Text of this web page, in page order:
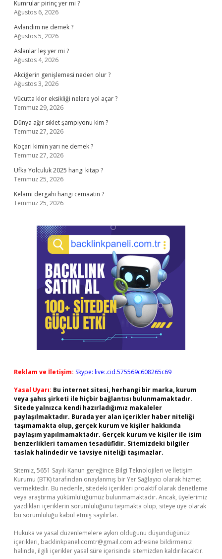
Kumrular pirinç yer mi ?
Ağustos 6, 2026
Avlandım ne demek ?
Ağustos 5, 2026
Aslanlar leş yer mi ?
Ağustos 4, 2026
Akciğerin genişlemesi neden olur ?
Ağustos 3, 2026
Vücutta klor eksikliği nelere yol açar ?
Temmuz 29, 2026
Dünya ağır sıklet şampiyonu kim ?
Temmuz 27, 2026
Koçari kimin yarı ne demek ?
Temmuz 27, 2026
Ufka Yolculuk 2025 hangi kitap ?
Temmuz 25, 2026
Kelami dergahı hangi cemaatin ?
Temmuz 25, 2026
Reklam ve İletişim: Skype: live:.cid.575569c608265c69
Yasal Uyarı: Bu internet sitesi, herhangi bir marka, kurum
veya şahıs şirketi ile hiçbir bağlantısı bulunmamaktadır.
Sitede yalnızca kendi hazırladığımız makaleler
paylaşılmaktadır. Burada yer alan içerikler haber niteliği
taşımamakta olup, gerçek kurum ve kişiler hakkında
paylaşım yapılmamaktadır. Gerçek kurum ve kişiler ile isim
benzerlikleri tamamen tesadüfidir. Sitemizdeki bilgiler
taslak halindedir ve tavsiye niteliği taşımazlar.
Sitemiz, 5651 Sayılı Kanun gereğince Bilgi Teknolojileri ve İletişim
Kurumu (BTK) tarafından onaylanmış bir Yer Sağlayıcı olarak hizmet
vermektedir. Bu nedenle, sitedeki içerikleri proaktif olarak denetleme
veya araştırma yükümlülüğümüz bulunmamaktadır. Ancak, üyelerimiz
yazdıkları içeriklerin sorumluluğunu taşımakta olup, siteye üye olarak
bu sorumluluğu kabul etmiş sayılırlar.
Hukuka ve yasal düzenlemelere aykırı olduğunu düşündüğünüz
içerikleri, backlinkpanelicomtr@gmail.com adresine bildirmeniz
halinde, ilgili içerikler yasal süre içerisinde sitemizden kaldırılacaktır.